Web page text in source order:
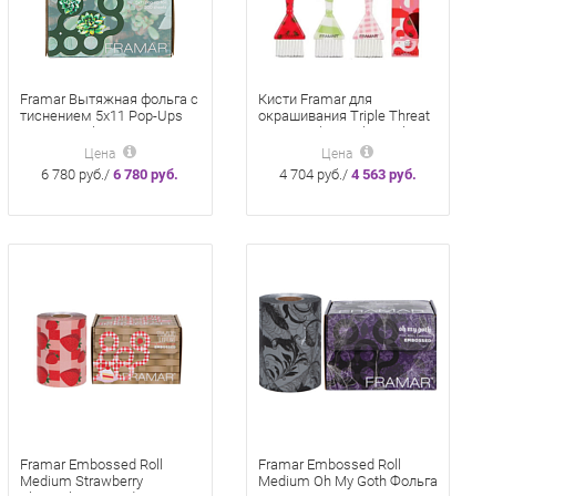
Framar Вытяжная фольга с
тиснением 5х11 Pop-Ups
Mom 500 Sheets 12,5х28
Цена
6 780 руб./6 780 руб.
Кисти Framar для
окрашивания Triple Threat
Set Strawberry Shortcake
«Клубничный пирог» 3 шт
Цена
4 704 руб./ 4 563 руб.
Framar Embossed Roll
Medium Strawberry
Framar Embossed Roll
Medium Oh My Goth Фольга